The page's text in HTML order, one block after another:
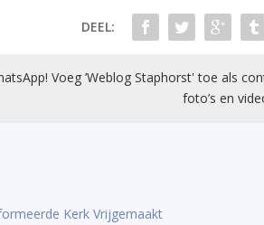
DEEL:
Voeg ’Weblog Staphorst' toe als
foto’s en
Kerk Vrijgemaakt